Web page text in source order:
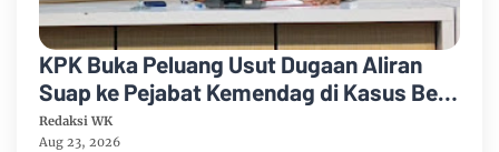
KPK Buka Peluang Usut Dugaan Aliran
Suap ke Pejabat Kemendag di Kasus Bea
Cukai
Redaksi WK
Aug 23, 2026